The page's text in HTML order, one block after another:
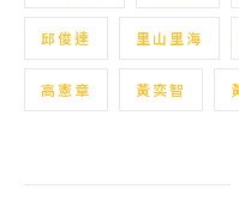
邱俊達 里山里海
高憲章 黃奕智